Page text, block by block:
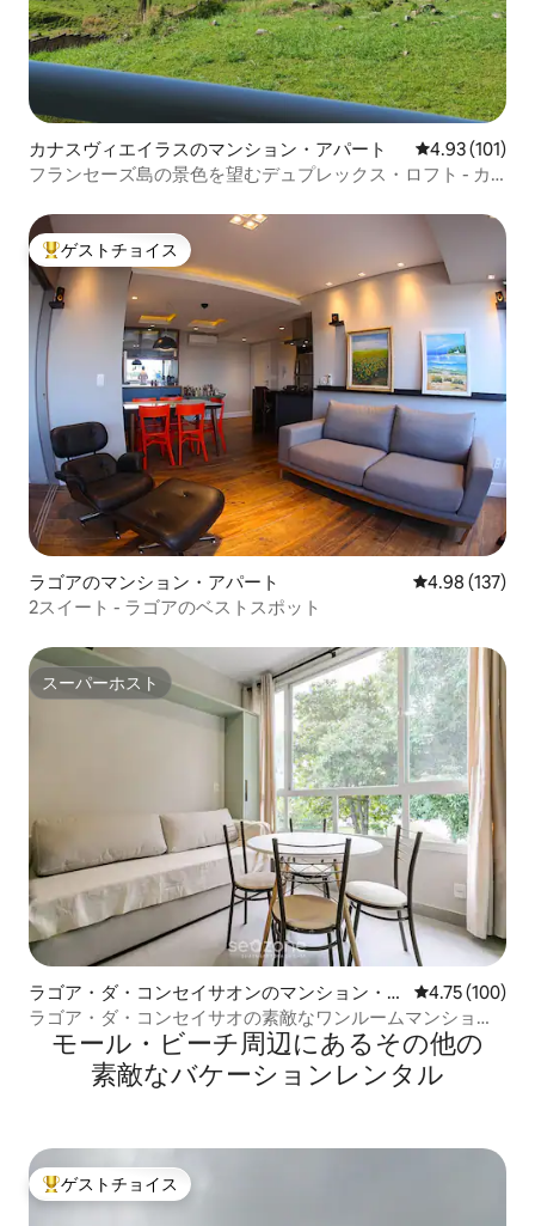
カナスヴィエイラスのマンション・アパート レビュー101
4.93 (101)
フランセーズ島の景色を望むデュプレックス・ロフト - カ
大好評のゲストチョイスです。
ゲストチョイス
ラゴアのマンション・アパート レビュー137
4.98 (137)
2スイート - ラゴアのベストスポット
スーパーホスト
スーパーホスト
ラゴア・ダ・コンセイサオンのマンション・ア
パート
レビュー100
4.75 (100)
ラゴア・ダ・コンセイサオの素敵なワンルームマンション
BDR522
モール・ビーチ⁠周⁠辺⁠に⁠あ⁠るそ⁠の⁠他⁠の
素⁠敵⁠なバ⁠ケ⁠ー⁠シ⁠ョ⁠ン⁠レ⁠ン⁠タ⁠ル
大好評のゲストチョイスです。
ゲストチョイス